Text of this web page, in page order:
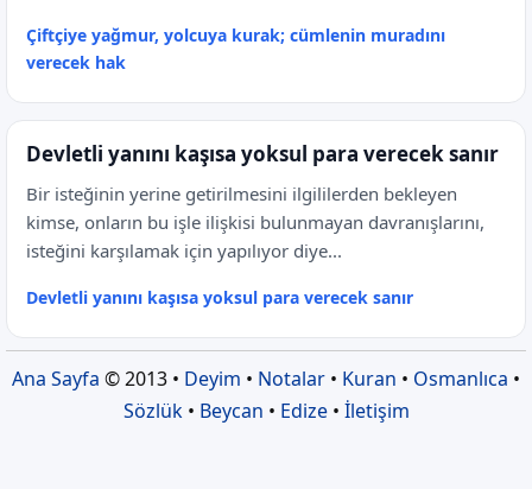
Çiftçiye yağmur, yolcuya kurak; cümlenin muradını
verecek hak
Devletli yanını kaşısa yoksul para verecek sanır
Bir isteğinin yerine getirilmesini ilgililerden bekleyen
kimse, onların bu işle ilişkisi bulunmayan davranışlarını,
isteğini karşılamak için yapılıyor diye...
Devletli yanını kaşısa yoksul para verecek sanır
Ana Sayfa © 2013 • Deyim • Notalar • Kuran • Osmanlıca •
Sözlük• Beycan • Edize• İletişim